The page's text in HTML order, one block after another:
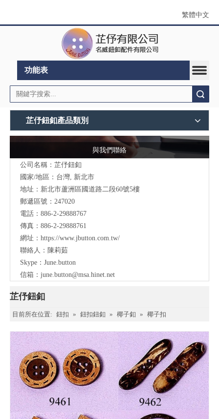
繁體中文
功能表
芷伃鈕釦產品類別
與我們聯絡
公司名稱：芷伃鈕釦
國家/地區：台灣, 新北市
地址： 新北市蘆洲區國道路二段60號5樓
郵遞區號：247020
電話：886-2-29888767
傳真：886-2-29888761
網址： https://www.jbutton.com.tw/
聯絡人：陳莉茹
Skype：June.button
信箱： june.button@msa.hinet.net
芷伃鈕釦
目前所在位置: 鈕扣 » 鈕扣鈕釦 » 椰子釦 » 椰子扣